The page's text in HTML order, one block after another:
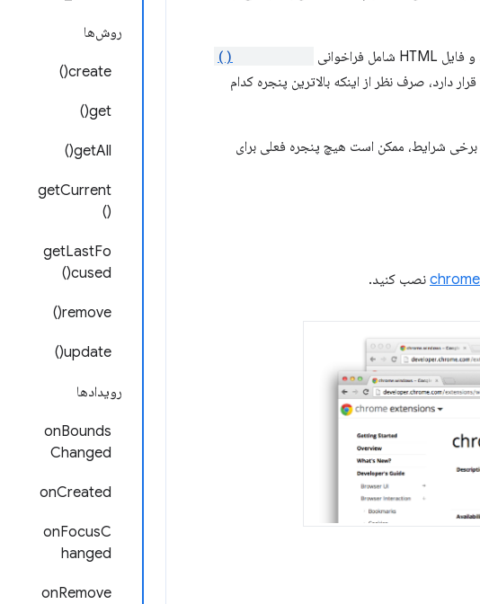
روش‌ها
create()
get()
getAll()
getCurrent
()
getLastFo
cused()
remove()
update()
رویدادها
onBounds
Changed
onCreated
onFocusC
hanged
onRemove
دارد، صرف نظر از اینکه بالاترین پنجره کدام
شرایط، ممکن است هیچ پنجره فعلی برای
نصب کنید.